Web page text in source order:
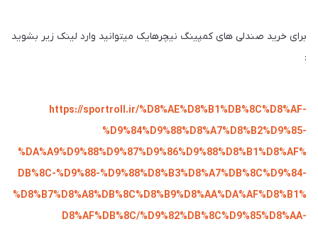
برای خرید صندلی های کمپینگ نیچرهایک میتوانید وارد لینک زیر بشوید
:
https://sportroll.ir/%D8%AE%D8%B1%DB%8C%D8%AF-
%D9%84%D9%88%D8%A7%D8%B2%D9%85-
%DA%A9%D9%88%D9%87%D9%86%D9%88%D8%B1%D8%AF%
DB%8C-%D9%88-%D9%88%D8%B3%D8%A7%DB%8C%D9%84-
%D8%B7%D8%A8%DB%8C%D8%B9%D8%AA%DA%AF%D8%B1%
D8%AF%DB%8C/%D9%82%DB%8C%D9%85%D8%AA-